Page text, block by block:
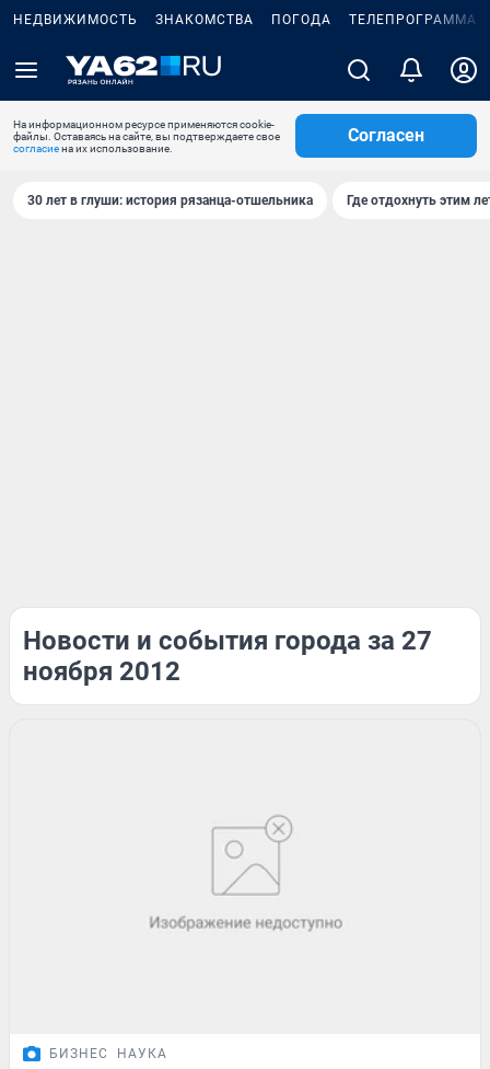
НЕДВИЖИМОСТЬ ЗНАКОМСТВА ПОГОДА ТЕЛЕПРОГРАММА
На информационном ресурсе применяются cookie-
файлы. Оставаясь на сайте, вы подтверждаете свое
согласиена их использование.
Согласен
30 лет в глуши: история рязанца-отшельника Где отдохнуть этим
Новости и события города за 27
ноября 2012
БИЗНЕС НАУКА